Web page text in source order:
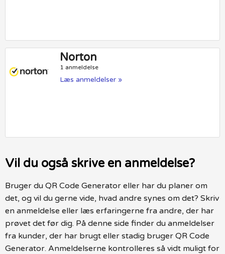
Norton
1 anmeldelse
Læs anmeldelser »
Vil du også skrive en anmeldelse?
Bruger du QR Code Generator eller har du planer om
det, og vil du gerne vide, hvad andre synes om det? Skriv
en anmeldelse eller læs erfaringerne fra andre, der har
prøvet det før dig. På denne side finder du anmeldelser
fra kunder, der har brugt eller stadig bruger QR Code
Generator. Anmeldelserne kontrolleres så vidt muligt for